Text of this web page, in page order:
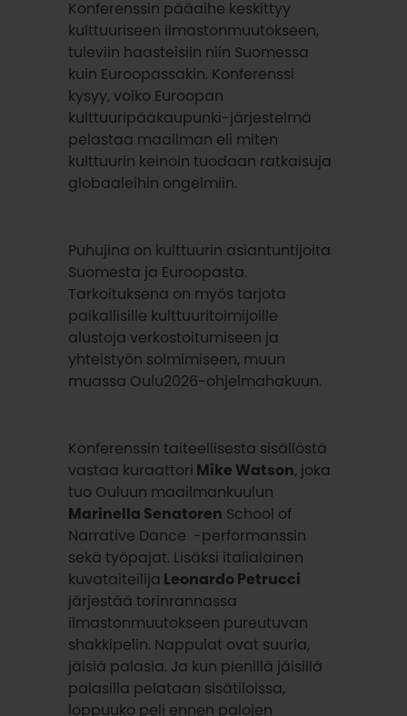
Konferenssin pääaihe keskittyy
kulttuuriseen ilmastonmuutokseen,
tuleviin haasteisiin niin Suomessa
kuin Euroopassakin. Konferenssi
kysyy, voiko Euroopan
kulttuuripääkaupunki-järjestelmä
pelastaa maailman eli miten
kulttuurin keinoin tuodaan ratkaisuja
globaaleihin ongelmiin.
Puhujina on kulttuurin asiantuntijoita
Suomesta ja Euroopasta.
Tarkoituksena on myös tarjota
paikallisille kulttuuritoimijoille
alustoja verkostoitumiseen ja
yhteistyön solmimiseen, muun
muassa Oulu2026-ohjelmahakuun.
Konferenssin taiteellisesta sisällöstä
vastaa kuraattori Mike Watson , joka
tuo Ouluun maailmankuulun
Marinella Senatoren School of
Narrative Dance -performanssin
sekä työpajat. Lisäksi italialainen
kuvataiteilija Leonardo Petrucci
järjestää torinrannassa
ilmastonmuutokseen pureutuvan
shakkipelin. Nappulat ovat suuria,
jäisiä palasia. Ja kun pienillä jäisillä
palasilla pelataan sisätiloissa,
loppuuko peli ennen palojen